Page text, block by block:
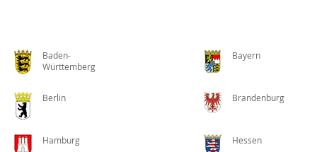
Baden-
Württemberg
Bayern
Berlin Brandenburg
Hamburg Hessen